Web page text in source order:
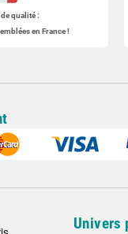
de qualité :
en France !
Univers